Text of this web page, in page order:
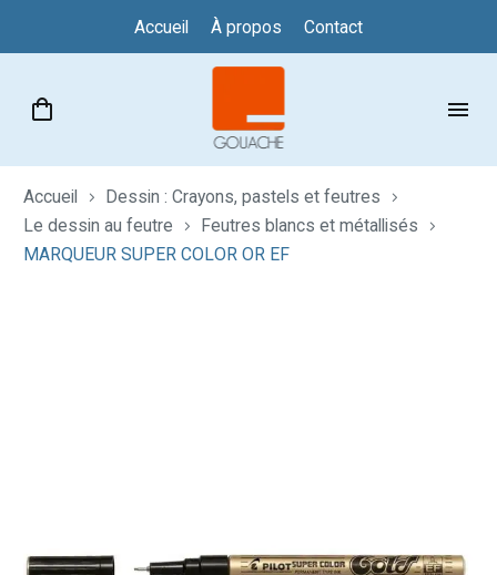
Accueil À propos Contact
Accueil
Dessin : Crayons, pastels et feutres
Le dessin au feutre
Feutres blancs et métallisés
MARQUEUR SUPER COLOR OR EF